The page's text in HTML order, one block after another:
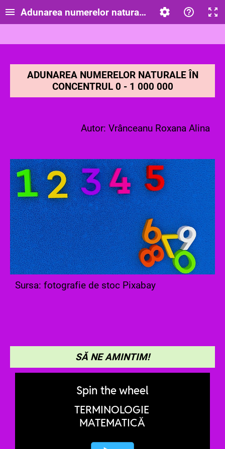
Adunarea numerelor naturale în concentrul 0-
ADUNAREA NUMERELOR NATURALE ÎN
CONCENTRUL 0 - 1 000 000
Autor: Vrânceanu Roxana Alina
Sursa: fotografie de stoc Pixabay
SĂ NE AMINTIM!